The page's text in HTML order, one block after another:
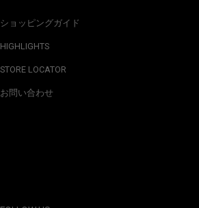
ショッピングガイド
HIGHLIGHTS
STORE LOCATOR
お問い合わせ